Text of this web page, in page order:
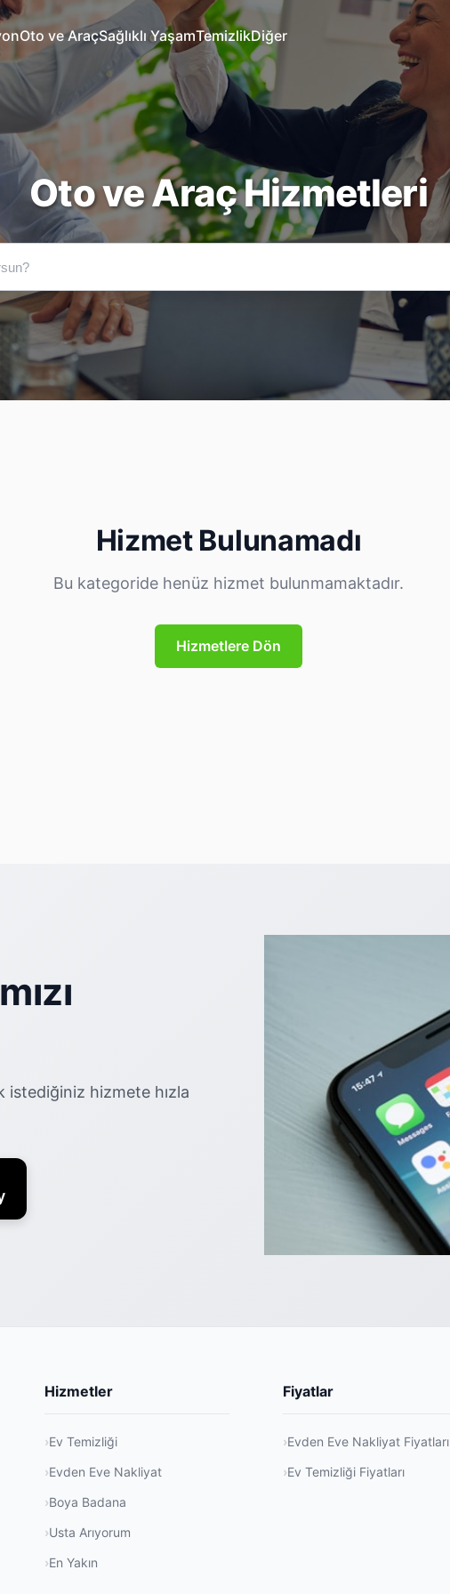
Oto ve AraçSağlıklı YaşamTemizlikDiğer
Oto ve Araç Hizmetleri
Hizmet Bulunamadı
Bu kategoride henüz hizmet bulunmamaktadır.
Hizmetlere Dön
hizmete hızla
Hizmetler
Ev Temizliği
Evden Eve Nakliyat
Boya Badana
Usta Arıyorum
En Yakın
Fiyatlar
Evden Eve Nakliyat Fiyatları
Ev Temizliği Fiyatları